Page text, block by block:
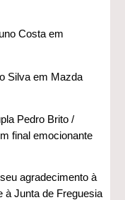
Costa em
Silva em Mazda
Pedro Brito /
final emocionante
agradecimento à
à Junta de Freguesia